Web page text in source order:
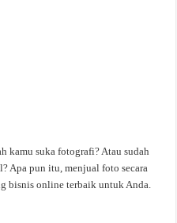
kamu suka fotografi? Atau sudah
Apa pun itu, menjual foto secara
bisnis online terbaik untuk Anda.